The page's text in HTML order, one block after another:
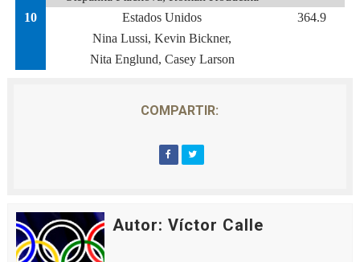
10
Estados Unidos
Nina Lussi, Kevin Bickner,
Nita Englund, Casey Larson
364.9
COMPARTIR:
Autor: Víctor Calle